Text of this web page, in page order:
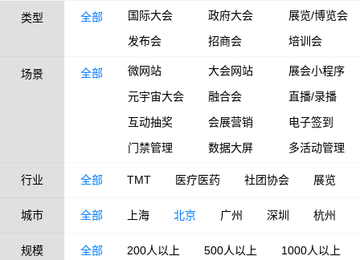
类型 全部 国际大会 政府大会
展览/博览会
发布会
招商会 培训会
场景 全部 微网站 大会网站
展会小程序
元宇宙大会
融合会
直播/录播
互动抽奖
会展营销
电子签到
门禁管理
数据大屏 多活动管理
行业 全部 TMT 医疗医药 社团协会 展览
城市 全部 上海 北京 广州 深圳 杭州
规模 全部 200人以上 500人以上 1000人以上